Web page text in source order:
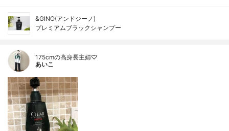
&GINO(アンドジーノ)
プレミアムブラックシャンプー
175cmの高身長主婦♡
あいこ